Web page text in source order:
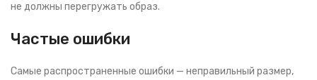
не должны перегружать образ.
Частые ошибки
Самые распространенные ошибки — неправильный размер,